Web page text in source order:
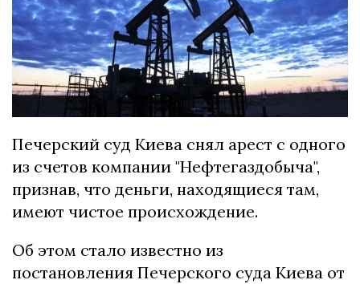
Печерский суд Киева снял арест с одного
из счетов компании "Нефтегаздобыча",
признав, что деньги, находящиеся там,
имеют чистое происхождение.
Об этом стало известно из
постановления Печерского суда Киева от